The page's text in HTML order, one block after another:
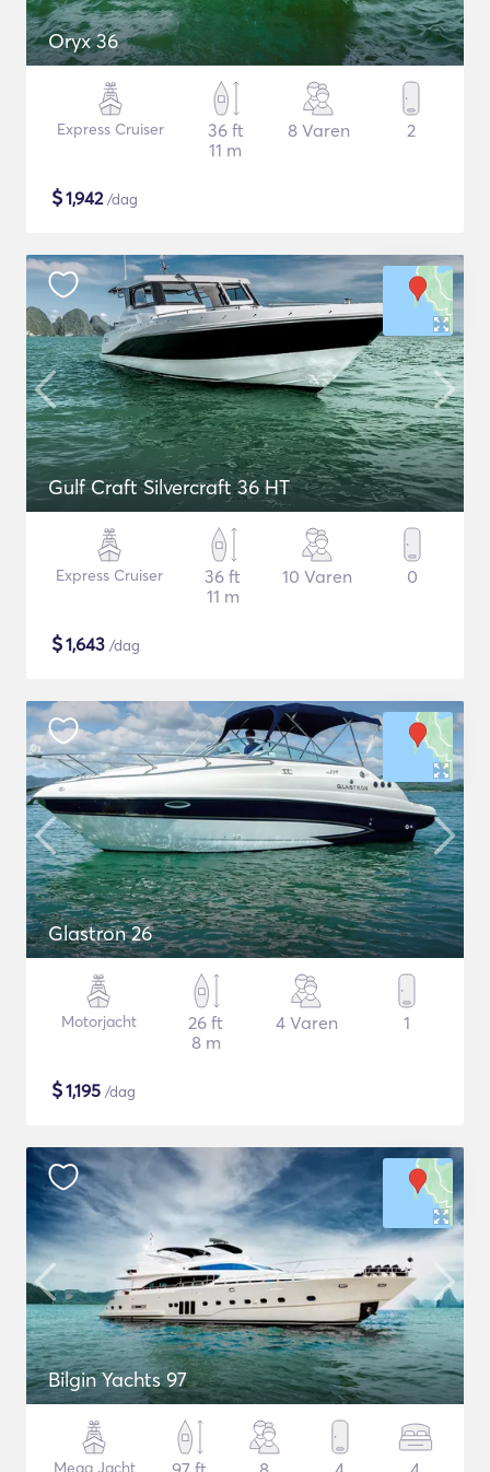
Oryx 36
Express Cruiser
36 ft
11 m
8 Varen 2
$1,942/dag
Gulf Craft Silvercraft 36 HT
Express Cruiser
36 ft
11 m
10 Varen 0
$1,643 /dag
Glastron 26
Motorjacht
26 ft
8 m
4 Varen 1
$1,195 /dag
Bilgin Yachts 97
Mega Jacht